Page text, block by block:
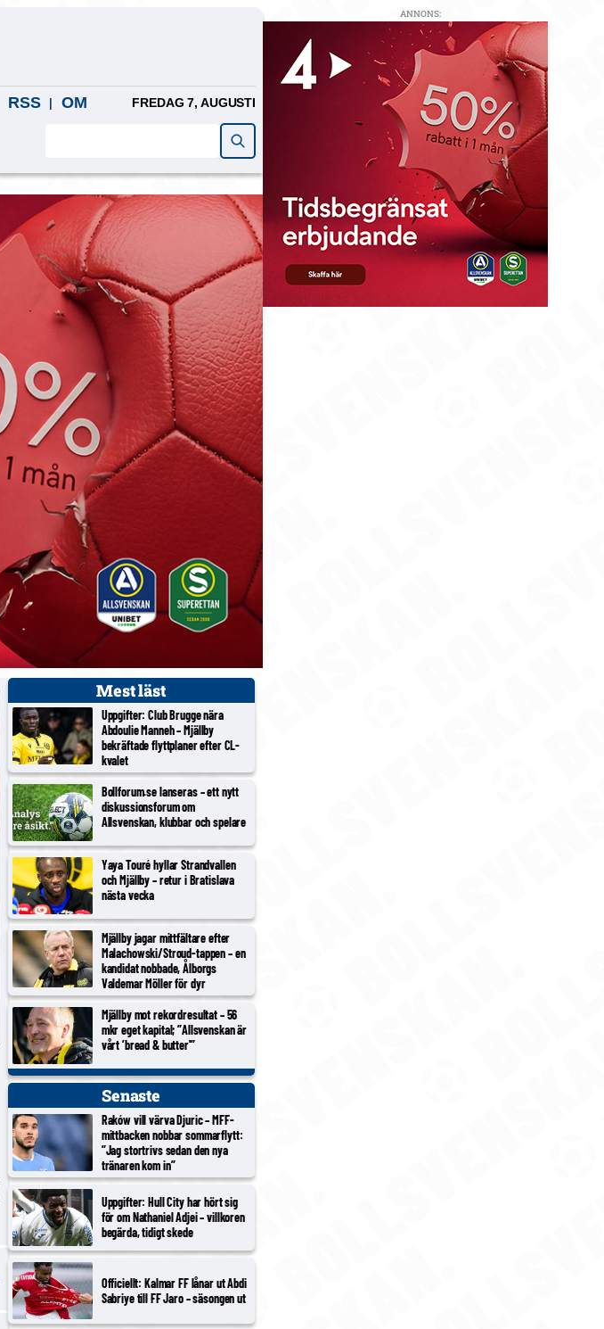
RSS OM FREDAG 7, AUGUSTI
Mest läst
Uppgifter: Club Brugge nära
Abdoulie Manneh – Mjällby
bekräftade flyttplaner efter CL-
kvalet
Bollforum.se lanseras – ett nytt
diskussionsforum om
Allsvenskan, klubbar och spelare
Yaya Touré hyllar Strandvallen
och Mjällby – retur i Bratislava
nästa vecka
Mjällby jagar mittfältare efter
Malachowski/Stroud-tappen – en
kandidat nobbade, Ålborgs
Valdemar Möller för dyr
Mjällby mot rekordresultat – 56
mkr eget kapital; ”Allsvenskan är
vårt ’bread & butter'”
Senaste
Raków vill värva Djuric – MFF-
mittbacken nobbar sommarflytt:
”Jag stortrivs sedan den nya
tränaren kom in”
Uppgifter: Hull City har hört sig
för om Nathaniel Adjei – villkoren
begärda, tidigt skede
Officiellt: Kalmar FF lånar ut Abdi
Sabriye till FF Jaro – säsongen ut
ANNONS: